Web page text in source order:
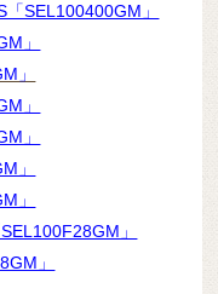
SEL100400GM」
」
」
」
」
」
」
」
」